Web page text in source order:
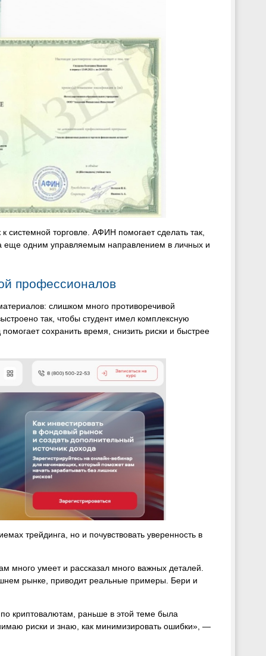
системной торговле. АФИН помогает сделать так,
еще одним управляемым направлением в личных и
профессионалов
слишком много противоречивой
так, чтобы студент имел комплексную
сохранить время, снизить риски и быстрее
трейдинга, но и почувствовать уверенность в
много умеет и рассказал много важных деталей.
рынке, приводит реальные примеры. Бери и
криптовалютам, раньше в этой теме была
риски и знаю, как минимизировать ошибки», —